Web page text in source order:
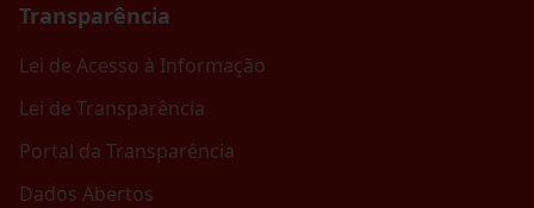
Transparência
Lei de Acesso à Informação
Lei de Transparência
Portal da Transparência
Dados Abertos